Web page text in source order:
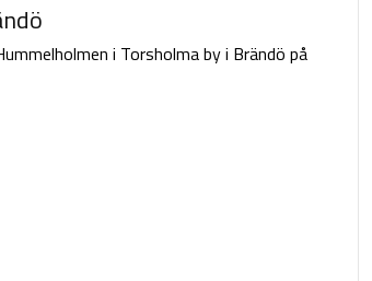
i Torsholma by i Brändö på